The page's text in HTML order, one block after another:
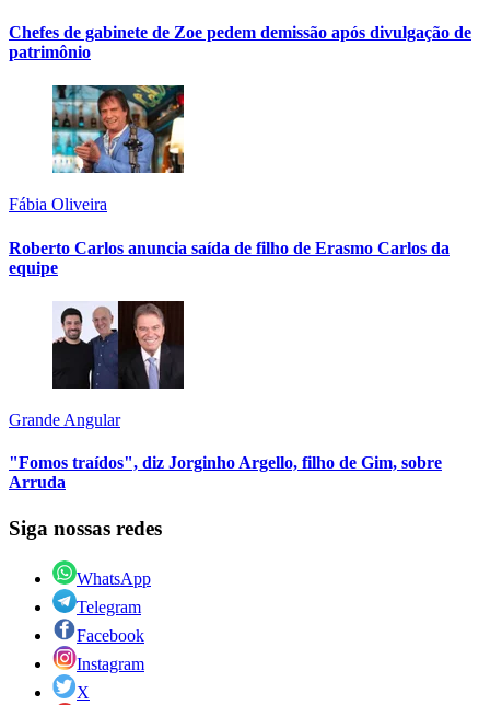
Chefes de gabinete de Zoe pedem demissão após divulgação de
patrimônio
Fábia Oliveira
Roberto Carlos anuncia saída de filho de Erasmo Carlos da
equipe
Grande Angular
"Fomos traídos", diz Jorginho Argello, filho de Gim, sobre
Arruda
Siga nossas redes
WhatsApp
Telegram
Facebook
Instagram
X